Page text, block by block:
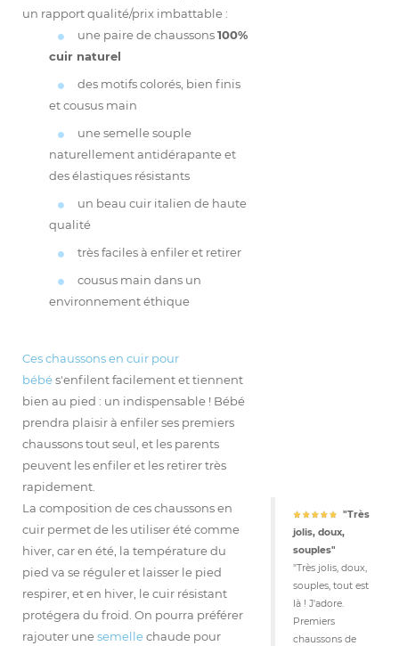
un rapport qualité/prix imbattable :
une paire de chaussons100%
cuir naturel
des motifs colorés, bien finis
et cousus main
une semelle souple
naturellement antidérapante et
des élastiques résistants
un beau cuir italien de haute
qualité
très faciles à enfiler et retirer
cousus main dans un
environnement éthique
Ces chaussons en cuir pour
bébés'enfilent facilement et tiennent
bien au pied : un indispensable ! Bébé
prendra plaisir à enfiler ses premiers
chaussons tout seul, et les parents
peuvent les enfiler et les retirer très
rapidement.
"Très
jolis, doux,
souples"
"Très jolis, doux,
souples, tout est
là ! J'adore.
Premiers
chaussons de
La composition de ces chaussons en
cuir permet de les utiliser été comme
hiver, car en été, la température du
pied va se réguler et laisser le pied
respirer, et en hiver, le cuir résistant
protégera du froid. On pourra préférer
rajouter unesemellechaude pour